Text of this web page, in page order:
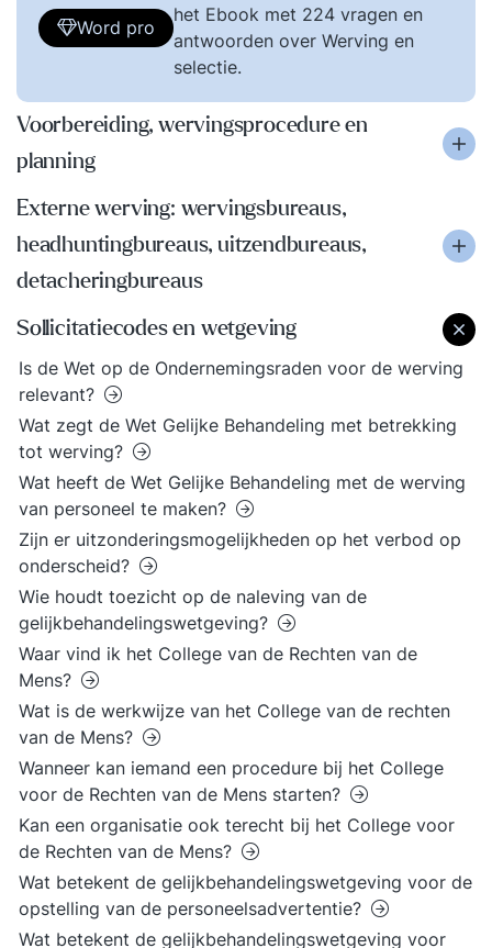
Word pro
het Ebook met 224 vragen en
antwoorden over Werving en
selectie.
Voorbereiding, wervingsprocedure en
planning
Externe werving: wervingsbureaus,
headhuntingbureaus, uitzendbureaus,
detacheringbureaus
Sollicitatiecodes en wetgeving
Is de Wet op de Ondernemingsraden voor de werving
relevant?
Wat zegt de Wet Gelijke Behandeling met betrekking
tot werving?
Wat heeft de Wet Gelijke Behandeling met de werving
van personeel te maken?
Zijn er uitzonderingsmogelijkheden op het verbod op
onderscheid?
Wie houdt toezicht op de naleving van de
gelijkbehandelingswetgeving?
Waar vind ik het College van de Rechten van de
Mens?
Wat is de werkwijze van het College van de rechten
van de Mens?
Wanneer kan iemand een procedure bij het College
voor de Rechten van de Mens starten?
Kan een organisatie ook terecht bij het College voor
de Rechten van de Mens?
Wat betekent de gelijkbehandelingswetgeving voor de
opstelling van de personeelsadvertentie?
Wat betekent de gelijkbehandelingswetgeving voor